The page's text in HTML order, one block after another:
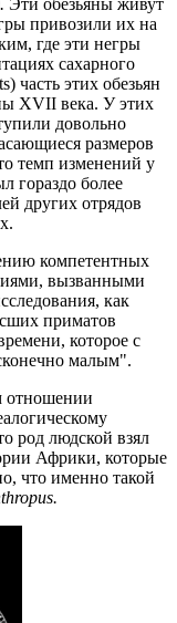
привозили их на
где эти негры
сахарного
часть этих обезьян
XVII века. У этих
довольно
размеров
темп изменений у
гораздо более
других отрядов
компетентных
вызванными
как
приматов
которое с
малым".
отношении
род людской взял
Африки, которые
что именно такой